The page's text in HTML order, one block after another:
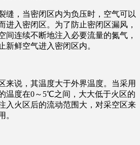
缝，当密闭区内为负压时，空气可以
进入密闭区。为了防止密闭区漏风，
间连续不断地注入必要流量的氮气，
新鲜空气进入密闭区内。
来说，其温度大于外界温度。当采用
温度在0～5℃之间，大大低于火区的
入火区后的流动范围大，对采空区来
。